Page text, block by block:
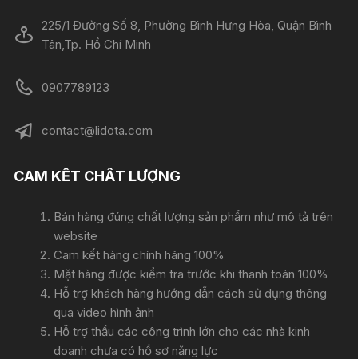
225/1 Đường Số 8, Phường Bình Hưng Hòa, Quận Bình
Tân,Tp. Hồ Chí Minh
0907789123
contact@lidota.com
CAM KẾT CHẤT LƯỢNG
Bán hàng đúng chất lượng sản phẩm như mô tả trên
website
Cam kết hàng chính hãng 100%
Mặt hàng được kiểm tra trước khi thanh toán 100%
Hỗ trợ khách hàng hướng dẫn cách sử dụng thông
qua video hình ảnh
Hỗ trợ thầu các công trình lớn cho các nhà kinh
doanh chưa có hồ sơ năng lực